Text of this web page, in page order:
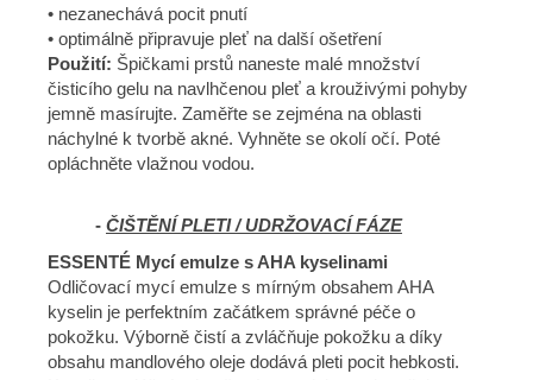
• nezanechává pocit pnutí
• optimálně připravuje pleť na další ošetření
Použití: Špičkami prstů naneste malé množství
čisticího gelu na navlhčenou pleť a krouživými pohyby
jemně masírujte. Zaměřte se zejména na oblasti
náchylné k tvorbě akné. Vyhněte se okolí očí. Poté
opláchněte vlažnou vodou.
- ČIŠTĚNÍ PLETI / UDRŽOVACÍ FÁZE
ESSENTÉ Mycí emulze s AHA kyselinami
Odličovací mycí emulze s mírným obsahem AHA
kyselin je perfektním začátkem správné péče o
pokožku. Výborně čistí a zvláčňuje pokožku a díky
obsahu mandlového oleje dodává pleti pocit hebkosti.